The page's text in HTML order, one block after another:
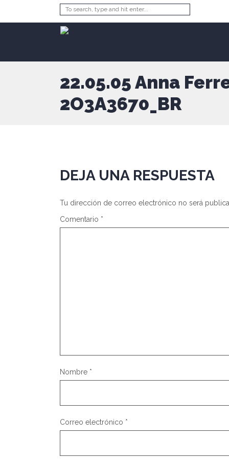
22.05.05 Anna
2O3A3670_BR
DEJA UNA RESPUESTA
Tu dirección de correo electrónico no será
Comentario *
Nombre *
Correo electrónico *